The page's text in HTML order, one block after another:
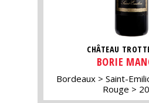
CHÂTEAU
BORIE
Bordeaux
Saint-
Rouge